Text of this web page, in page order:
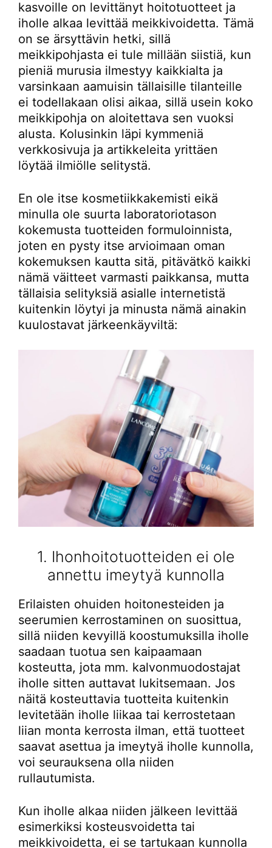
kasvoille on levittänyt hoitotuotteet ja
iholle alkaa levittää meikkivoidetta. Tämä
on se ärsyttävin hetki, sillä
meikkipohjasta ei tule millään siistiä, kun
pieniä murusia ilmestyy kaikkialta ja
varsinkaan aamuisin tällaisille tilanteille
ei todellakaan olisi aikaa, sillä usein koko
meikkipohja on aloitettava sen vuoksi
alusta. Kolusinkin läpi kymmeniä
verkkosivuja ja artikkeleita yrittäen
löytää ilmiölle selitystä.
En ole itse kosmetiikkakemisti eikä
minulla ole suurta laboratoriotason
kokemusta tuotteiden formuloinnista,
joten en pysty itse arvioimaan oman
kokemuksen kautta sitä, pitävätkö kaikki
nämä väitteet varmasti paikkansa, mutta
tällaisia selityksiä asialle internetistä
kuitenkin löytyi ja minusta nämä ainakin
kuulostavat järkeenkäyviltä:
1. Ihonhoitotuotteiden ei ole
annettu imeytyä kunnolla
Erilaisten ohuiden hoitonesteiden ja
seerumien kerrostaminen on suosittua,
sillä niiden kevyillä koostumuksilla iholle
saadaan tuotua sen kaipaamaan
kosteutta, jota mm. kalvonmuodostajat
iholle sitten auttavat lukitsemaan. Jos
näitä kosteuttavia tuotteita kuitenkin
levitetään iholle liikaa tai kerrostetaan
liian monta kerrosta ilman, että tuotteet
saavat asettua ja imeytyä iholle kunnolla,
voi seurauksena olla niiden
rullautumista.
Kun iholle alkaa niiden jälkeen levittää
esimerkiksi kosteusvoidetta tai
meikkivoidetta, ei se tartukaan kunnolla